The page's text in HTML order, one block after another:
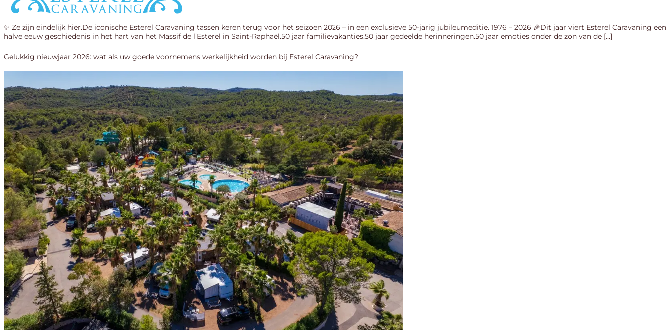
✨ Ze zijn eindelijk hier.De iconische Esterel Caravaning tassen keren terug voor het seizoen 2026 – in een exclusieve 50-jarig jubileumeditie. 1976 – 2026 🎉Dit jaar viert Esterel Caravaning een
halve eeuw geschiedenis in het hart van het Massif de l’Esterel in Saint-Raphaël.50 jaar familievakanties.50 jaar gedeelde herinneringen.50 jaar emoties onder de zon van de […]
Gelukkig nieuwjaar 2026: wat als uw goede voornemens werkelijkheid worden bij Esterel Caravaning?